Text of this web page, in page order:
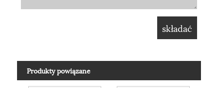
Produkty powiązane